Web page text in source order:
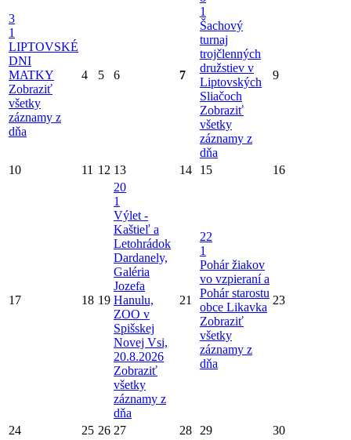
3
1
LIPTOVSKÉ
DNI
MATKY
Zobraziť
všetky
záznamy z
dňa
4 5 6 7
1
Šachový
turnaj
trojčlenných
družstiev v
Liptovských
Sliačoch
Zobraziť
všetky
záznamy z
dňa
9
10 11 12 13 14 15 16
17 18 19
20
1
Výlet -
Kaštieľ a
Letohrádok
Dardanely,
Galéria
Jozefa
Hanulu,
ZOO v
Spišskej
Novej Vsi,
20.8.2026
Zobraziť
všetky
záznamy z
dňa
21
22
1
Pohár žiakov
vo vzpieraní a
Pohár starostu
obce Likavka
Zobraziť
všetky
záznamy z
dňa
23
24 25 26 27 28 29 30